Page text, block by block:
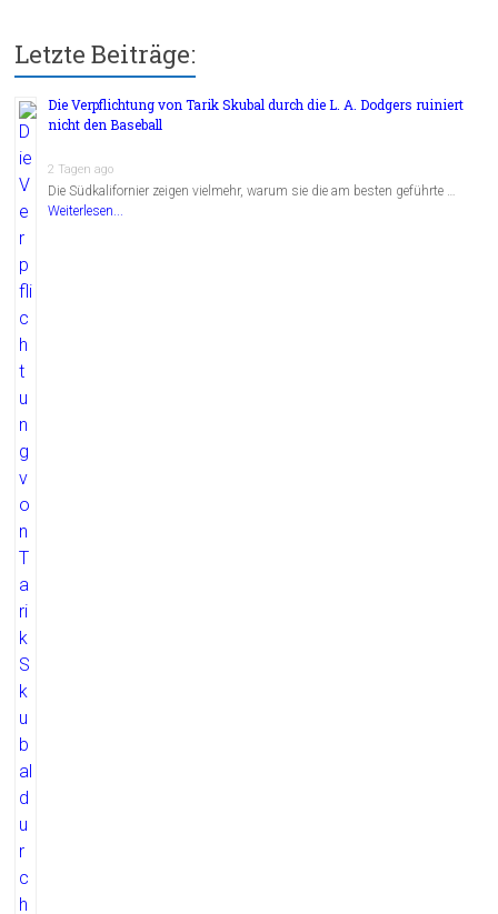
Letzte Beiträge:
Die Verpflichtung von Tarik Skubal durch die L. A. Dodgers ruiniert
nicht den Baseball
2 Tagen ago
Die Südkalifornier zeigen vielmehr, warum sie die am besten geführte …
Weiterlesen...